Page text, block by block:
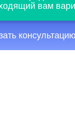
вам
консультацию